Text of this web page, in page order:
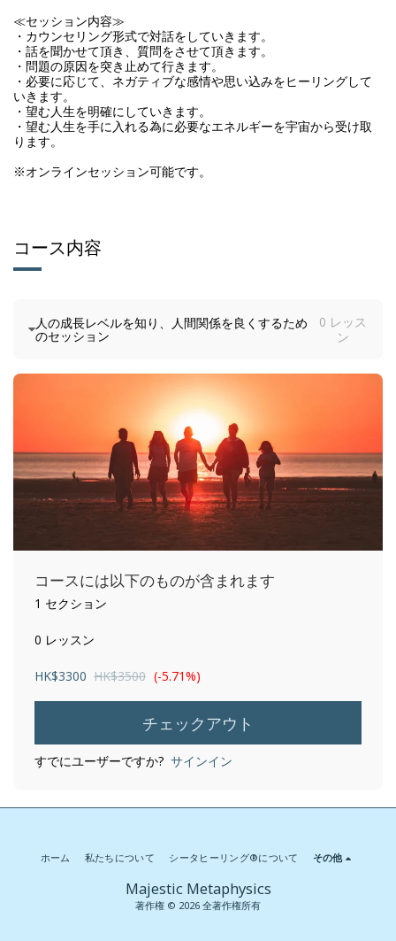
≪セッション内容≫
・カウンセリング形式で対話をしていきます。
・話を聞かせて頂き、質問をさせて頂きます。
・問題の原因を突き止めて行きます。
・必要に応じて、ネガティブな感情や思い込みをヒーリングして
いきます。
・望む人生を明確にしていきます。
・望む人生を手に入れる為に必要なエネルギーを宇宙から受け取
ります。
※オンラインセッション可能です。
コース内容
人の成長レベルを知り、人間関係を良くするため
のセッション
0 レッス
ン
コースには以下のものが含まれます
1 セクション
0 レッスン
HK$3300 HK$3500 (-5.71%)
チェックアウト
すでにユーザーですか? サインイン
Majestic Metaphysics
著作権 © 2026 全著作権所有
ホーム 私たちについて シータヒーリング®について その他